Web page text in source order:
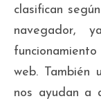
clasifican
navegador,
web. También
nos ayudan a